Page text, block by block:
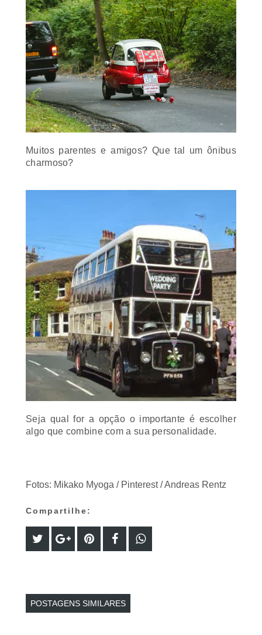
Muitos parentes e amigos? Que tal um ônibus
charmoso?
Seja qual for a opção o importante é escolher
algo que combine com a sua personalidade.
Fotos: Mikako Myoga / Pinterest / Andreas Rentz
Compartilhe:
POSTAGENS SIMILARES